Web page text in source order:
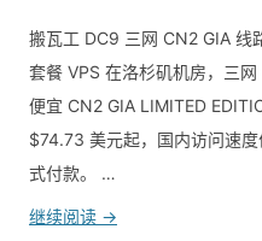
搬瓦工 DC9 三网 CN2 GIA 线
套餐 VPS 在洛杉矶机房，三
便宜 CN2 GIA LIMITED
$74.73 美元起，国内访问速
式付款。 …
继续阅读 →